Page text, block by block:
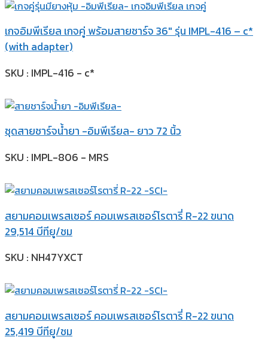
เกจอิมพีเรียล เกจคู่ พร้อมสายชาร์จ 36″ รุ่น IMPL-416 – c*
(with adapter)
SKU : IMPL-416 - c*
ชุดสายชาร์จน้ำยา -อิมพีเรียล- ยาว 72 นิ้ว
SKU : IMPL-806 - MRS
สยามคอมเพรสเซอร์ คอมเพรสเซอร์โรตารี่ R-22 ขนาด
29,514 บีทียู/ชม
SKU : NH47YXCT
สยามคอมเพรสเซอร์ คอมเพรสเซอร์โรตารี่ R-22 ขนาด
25,419 บีทียู/ชม